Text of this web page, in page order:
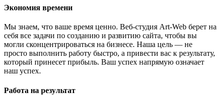
Экономия времени
Мы знаем, что ваше время ценно. Веб-студия Art-Web берет на
себя все задачи по созданию и развитию сайта, чтобы вы
могли сконцентрироваться на бизнесе. Наша цель — не
просто выполнить работу быстро, а привести вас к результату,
который принесет прибыль. Ваш успех напрямую означает
наш успех.
Работа на результат